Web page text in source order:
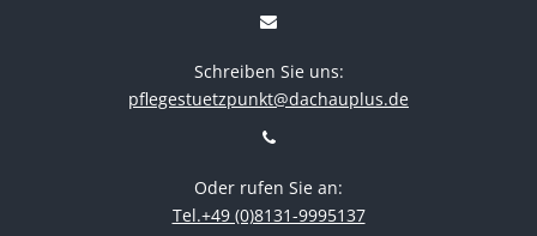
Schreiben Sie uns:
pflegestuetzpunkt@dachauplus.de
Oder rufen Sie an:
Tel.+49 (0)8131-9995137